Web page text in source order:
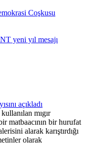
Coşkusu
yeni yıl mesajı
açıkladı
mıgır
matbaacının bir hurufat
alarak karıştırdığı
olarak